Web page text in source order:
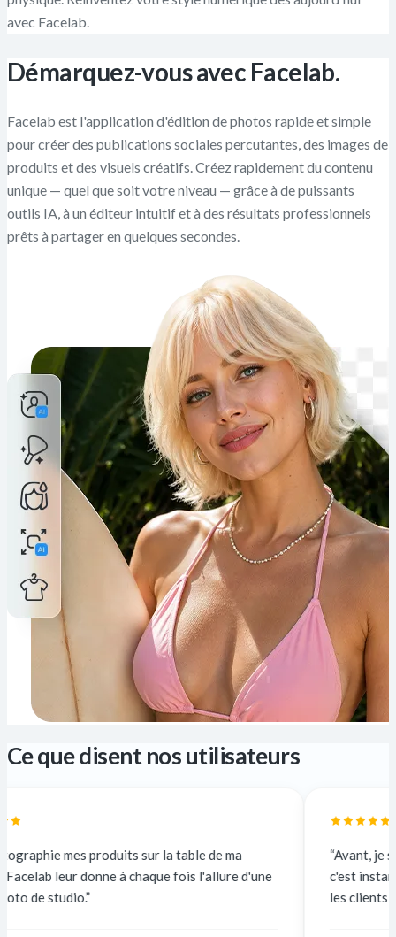
avec Facelab.
Démarquez-vous avec Facelab.
Facelab est l'application d'édition de photos rapide et simple
pour créer des publications sociales percutantes, des images de
produits et des visuels créatifs. Créez rapidement du contenu
unique — quel que soit votre niveau — grâce à de puissants
outils IA, à un éditeur intuitif et à des résultats professionnels
prêts à partager en quelques secondes.
Ce que disent nos utilisateurs
sur la table de ma
à chaque fois l'allure d'une
“Avant, je sous-traitais à 5 $
c'est instantané et gratuit. La
les clients n'y voient que du